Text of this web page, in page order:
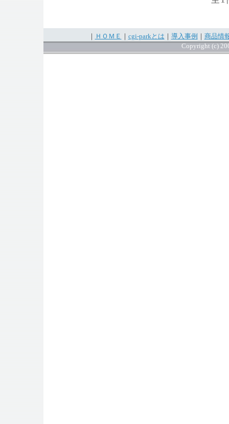
｜ ＨＯＭＥ ｜ cgi-parkとは ｜ 導入事例 ｜ 商品情
Copyright (c)